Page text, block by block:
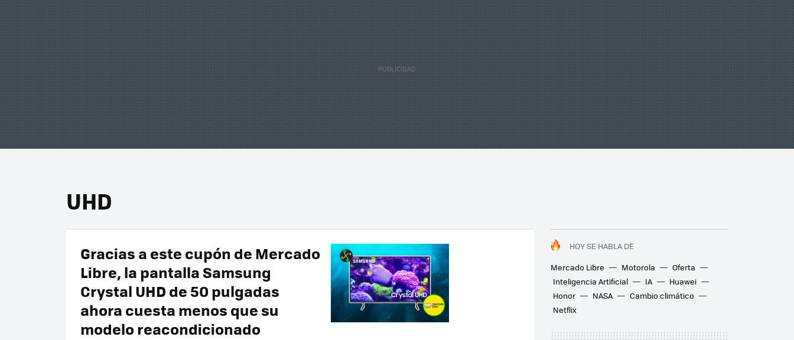
UHD
HOY SE HABLA DE
Mercado Libre
Motorola
Oferta
Inteligencia Artificial
IA
Huawei
Honor
NASA
Cambio climático
Netflix
Gracias a este cupón de Mercado
Libre, la pantalla Samsung
Crystal UHD de 50 pulgadas
ahora cuesta menos que su
modelo reacondicionado